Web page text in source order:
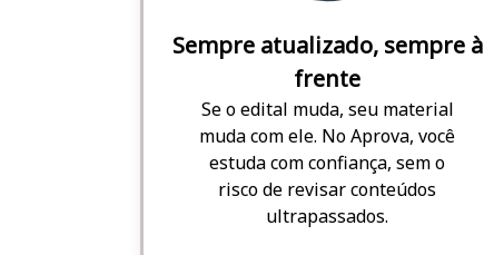
Sempre atualizado, sempre à
frente
Se o edital muda, seu material
muda com ele. No Aprova, você
estuda com confiança, sem o
risco de revisar conteúdos
ultrapassados.